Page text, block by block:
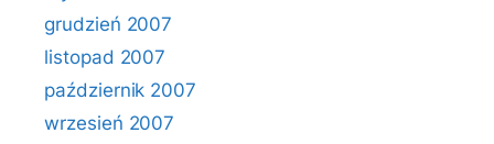
grudzień 2007
listopad 2007
październik 2007
wrzesień 2007